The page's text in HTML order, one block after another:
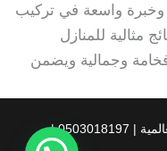
وخبرة واسعة في تركيب
مثالية للمنازل
وجمالية ويضمن